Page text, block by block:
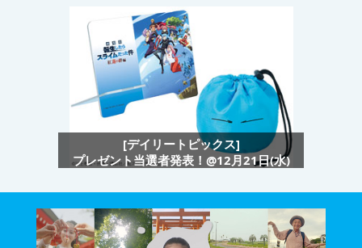
[デイリートピックス]
プレゼント当選者発表！@12月21日(水)